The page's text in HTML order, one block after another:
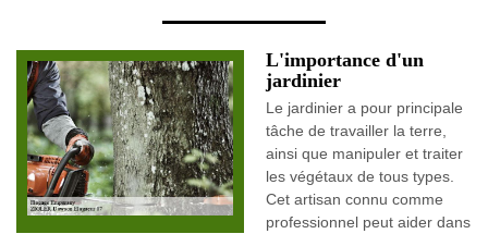
L'importance d'un
jardinier
Le jardinier a pour principale
tâche de travailler la terre,
ainsi que manipuler et traiter
les végétaux de tous types.
Cet artisan connu comme
professionnel peut aider dans